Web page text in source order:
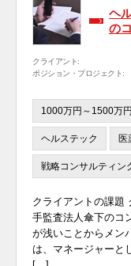
ヘ
の
クライアント:
ポジション・プロジェクト:
1000万円～1500万円
ヘルステック 医
戦略コンサルティン
クライアントの課題
手監査法人傘下のコ
が浅いことからメン
は、マネージャーと